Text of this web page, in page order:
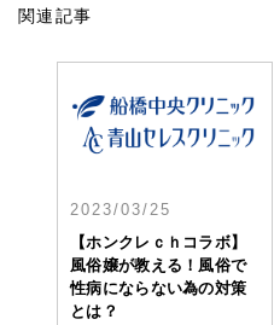
関連記事
2023/03/25
【ホンクレｃｈコラボ】
風俗嬢が教える！風俗で
性病にならない為の対策
とは？